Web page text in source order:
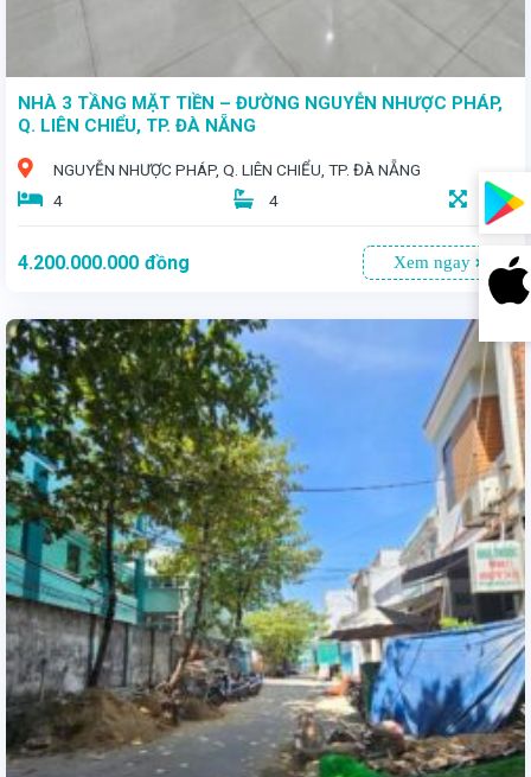
NHÀ 3 TẦNG MẶT TIỀN – ĐƯỜNG NGUYỄN NHƯỢC PHÁP,
Q. LIÊN CHIỂU, TP. ĐÀ NẴNG
NGUYỄN NHƯỢC PHÁP, Q. LIÊN CHIỂU, TP. ĐÀ NẴNG
4
4 105
4.200.000.000 đồng Xem ngay